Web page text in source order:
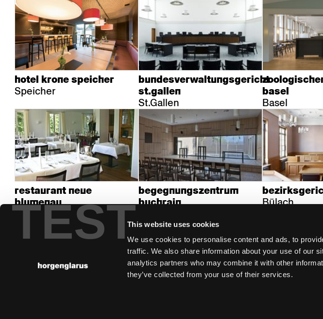
TESTThis website uses cookies
We use cookies to personalise content and ads, to
traffic. We also share information about your use of our
analytics partners who may combine it with other
they’ve collected from your use of their services.
hotel krone speicher
Speicher
bundesverwaltungsgericht
st.gallen
St.Gallen
basel
Basel
restaurant neue
blumenau
Lömmenschwil
begegnungszentrum
buchrain
Bülach